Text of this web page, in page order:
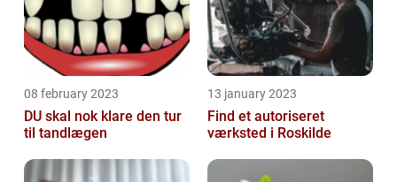
08 february 2023
DU skal nok klare den tur
til tandlægen
13 january 2023
Find et autoriseret
værksted i Roskilde